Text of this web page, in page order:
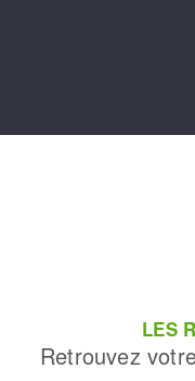
LES
Retrouvez